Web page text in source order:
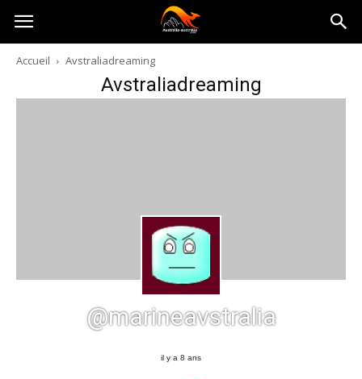
Australia-
australie.com
Accueil Avstraliadreaming
Avstraliadreaming
@marineavstralia
il y a 8 ans